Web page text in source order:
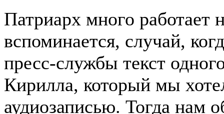
Патриарх много работает
вспоминается, случай,
пресс-службы текст
Кирилла, который мы
аудиозаписью. Тогда нам